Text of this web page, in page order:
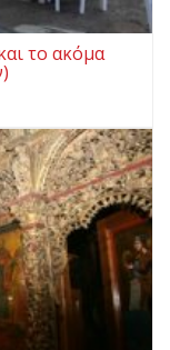
το ακόμα